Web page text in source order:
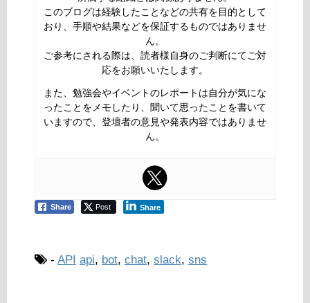
このブログは経験したことなどの共有を目的として
おり、手順や結果などを保証するものではありませ
ん。
ご参考にされる際は、読者様自身のご判断にてご対
応をお願いいたします。
また、勉強会やイベントのレポートは自分が気にな
ったことをメモしたり、聞いて思ったことを書いて
いますので、登壇者の意見や発表内容ではありませ
ん。
Share Post Share
- API api, bot, chat, slack, sns